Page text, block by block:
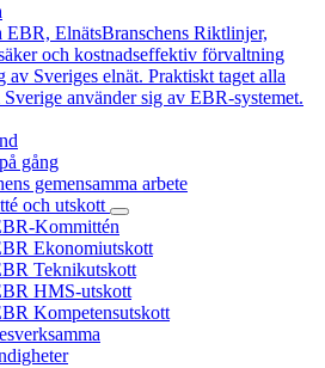
EBR, ElnätsBranschens Riktlinjer,
och kostnadseffektiv förvaltning
av Sveriges elnät. Praktiskt taget alla
använder sig av EBR-systemet.
gång
gemensamma arbete
och utskott
Kommittén
Ekonomiutskott
Teknikutskott
HMS-utskott
Kompetensutskott